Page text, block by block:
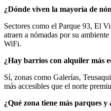
¿Dónde viven la mayoría de
Sectores como el Parque 93, El
atraen a nómadas por su
WiFi.
¿Hay barrios con alquiler más
Sí, zonas como Galerías,
más accesibles que el norte
¿Qué zona tiene más parques y